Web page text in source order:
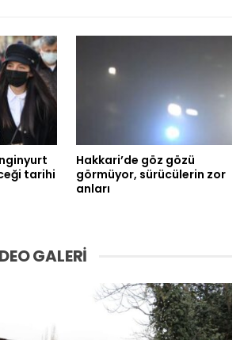
tarihi
Hakkari’de göz gözü
görmüyor, sürücülerin zor
anları
GALERİ